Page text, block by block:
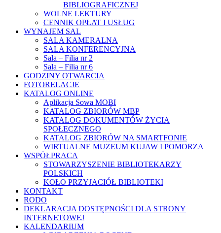
BIBLIOGRAFICZNEJ
WOLNE LEKTURY
CENNIK OPŁAT I USŁUG
WYNAJEM SAL
SALA KAMERALNA
SALA KONFERENCYJNA
Sala – Filia nr 2
Sala – Filia nr 6
GODZINY OTWARCIA
FOTORELACJE
KATALOG ONLINE
Aplikacja Sowa MOBI
KATALOG ZBIORÓW MBP
KATALOG DOKUMENTÓW ŻYCIA
SPOŁECZNEGO
KATALOG ZBIORÓW NA SMARTFONIE
WIRTUALNE MUZEUM KUJAW I POMORZA
WSPÓŁPRACA
STOWARZYSZENIE BIBLIOTEKARZY
POLSKICH
KOŁO PRZYJACIÓŁ BIBLIOTEKI
KONTAKT
RODO
DEKLARACJA DOSTĘPNOŚCI DLA STRONY
INTERNETOWEJ
KALENDARIUM